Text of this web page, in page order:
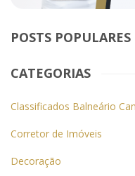
POSTS POPULARES
CATEGORIAS
Classificados Balneário
Corretor de Imóveis
Decoração